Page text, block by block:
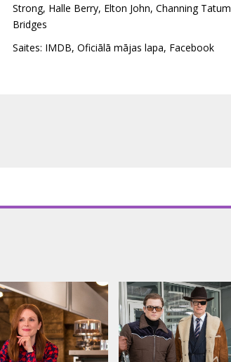
Strong, Halle Berry, Elton John, Channing Tatum
Bridges
Saites: IMDB, Oficiālā mājas lapa, Facebook